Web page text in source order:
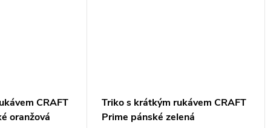
CRAFT
oranžová
Triko s krátkým rukávem CRAFT
Prime pánské zelená